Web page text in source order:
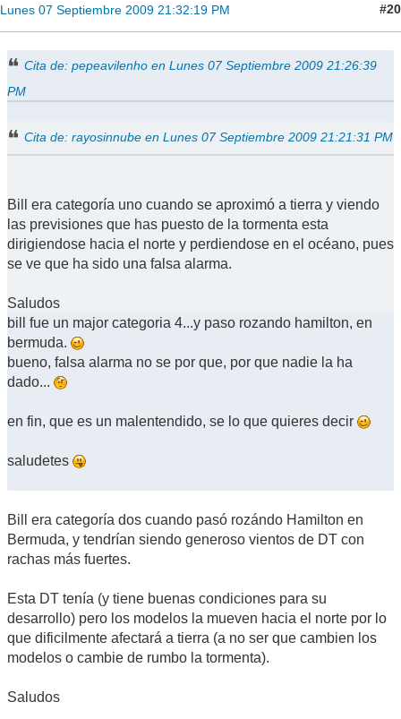
Lunes 07 Septiembre 2009 21:32:19 PM #20
Cita de: pepeavilenho en Lunes 07 Septiembre 2009 21:26:39
PM
Cita de: rayosinnube en Lunes 07 Septiembre 2009 21:21:31 PM
Bill era categoría uno cuando se aproximó a tierra y viendo
las previsiones que has puesto de la tormenta esta
dirigiendose hacia el norte y perdiendose en el océano, pues
se ve que ha sido una falsa alarma.
Saludos
bill fue un major categoria 4...y paso rozando hamilton, en
bermuda.
bueno, falsa alarma no se por que, por que nadie la ha
dado...
en fin, que es un malentendido, se lo que quieres decir
saludetes
Bill era categoría dos cuando pasó rozándo Hamilton en
Bermuda, y tendrían siendo generoso vientos de DT con
rachas más fuertes.
Esta DT tenía (y tiene buenas condiciones para su
desarrollo) pero los modelos la mueven hacia el norte por lo
que dificilmente afectará a tierra (a no ser que cambien los
modelos o cambie de rumbo la tormenta).
Saludos